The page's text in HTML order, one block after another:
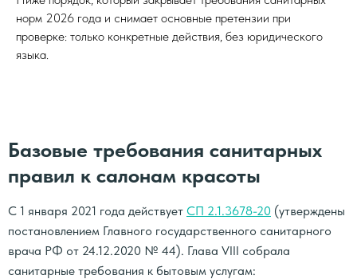
норм 2026 года и снимает основные претензии при
проверке: только конкретные действия, без юридического
языка.
Базовые требования санитарных
правил к салонам красоты
С 1 января 2021 года действует СП 2.1.3678-20 (утверждены
постановлением Главного государственного санитарного
врача РФ от 24.12.2020 № 44). Глава VIII собрала
санитарные требования к бытовым услугам: